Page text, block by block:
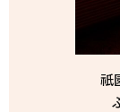
祇